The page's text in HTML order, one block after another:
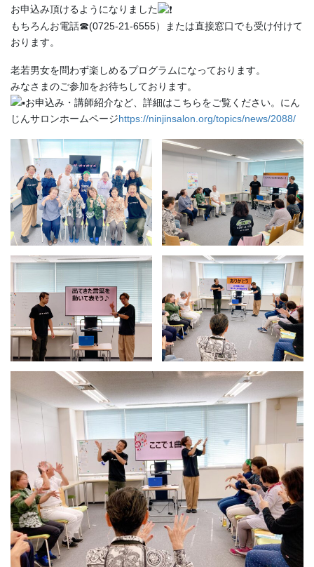
お申込み頂けるようになりました
もちろんお電話☎︎(0725-21-6555）または直接窓口でも受け付けて
おります。
老若男女を問わず楽しめるプログラムになっております。
みなさまのご参加をお待ちしております。
お申込み・講師紹介など、詳細はこちらをご覧ください。にん
じんサロンホームページhttps://ninjinsalon.org/topics/news/2088/